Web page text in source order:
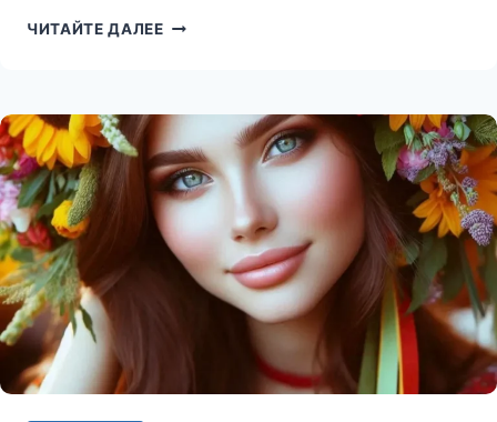
ЧИТАЙТЕ ДАЛЕЕГДЕ